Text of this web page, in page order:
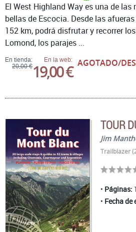
En tienda:
20,00 €
En la web:
19,00 € AGOTADO/
El West Highland Way es una de
bellas de Escocia. Desde las
152 km, podrá disfrutar y recorrer
Lomond, los parajes ...
TOUR
Jim
Trailblazer
Páginas:
Fecha de